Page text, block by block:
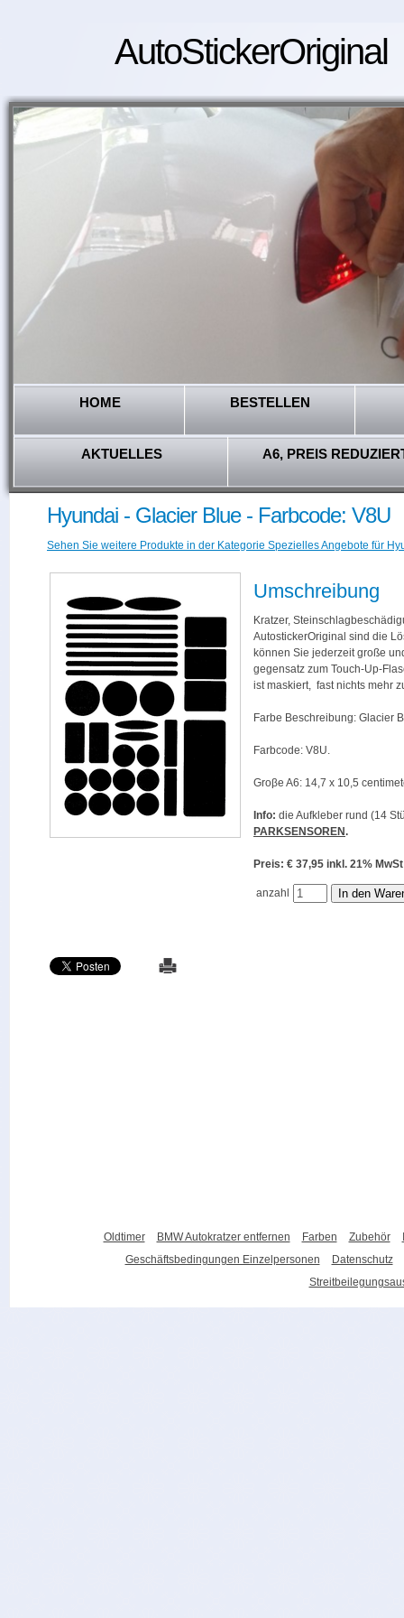
AutoStickerOriginal
HOME BESTELLEN
AKTUELLES A6, PREIS
Hyundai - Glacier Blue - Farbcode: V8U
Sehen Sie weitere Produkte in der Kategorie Spezielles Angebote für
Umschreibung
Kratzer,
AutostickerOriginal sind die
können Sie jederzeit große
gegensatz zum Touch-Up-
ist maskiert, fast nichts mehr
Farbe Beschreibung: Glacier
Farbcode: V8U.
Groβe A6: 14,7 x 10,5
Info: die Aufkleber rund (14
PARKSENSOREN.
Preis: € 37,95 inkl. 21%
anzahl
Oldtimer BMW Autokratzer entfernen Farben Zubehör
Geschäftsbedingungen Einzelpersonen
Datenschutz